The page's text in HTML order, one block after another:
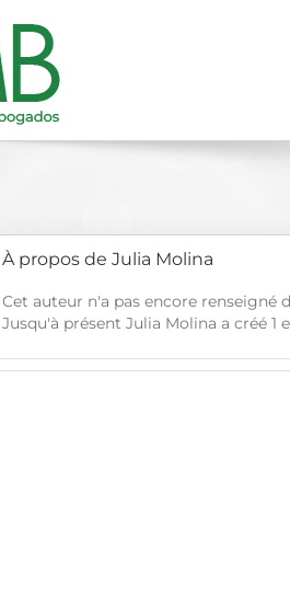
À propos de Julia Molina
Cet auteur n'a pas encore renseigné
Jusqu'à présent Julia Molina a créé 1